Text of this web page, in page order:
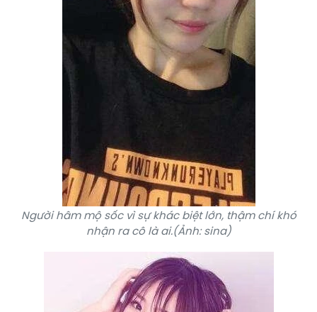
Người hâm mộ sốc vì sự khác biệt lớn, thậm chí khó
nhận ra cô là ai.(Ảnh: sina)